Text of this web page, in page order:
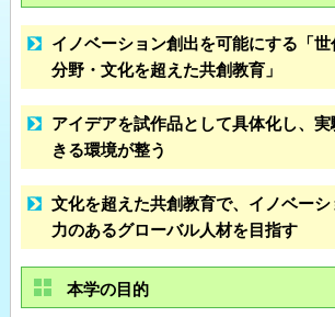
イノベーション創出を可能にする「世
分野・文化を超えた共創教育」
アイデアを試作品として具体化し、実
きる環境が整う
文化を超えた共創教育で、イノベーシ
力のあるグローバル人材を目指す
本学の目的